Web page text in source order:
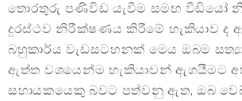
තොරතුරු පණිවිඩ යැවීම සමඟ වීඩියෝ
දුරස්ථව නිරීක්ෂණය කිරීමේ හැකියාව ද
බහුකාර්ය වැඩසටහනක් මෙය ඔබම
ඇත්ත වශයෙන්ම හැකියාවන් ඇගයීමට
සහායකයෙකු බවට පත්වනු ඇත, ඔබ